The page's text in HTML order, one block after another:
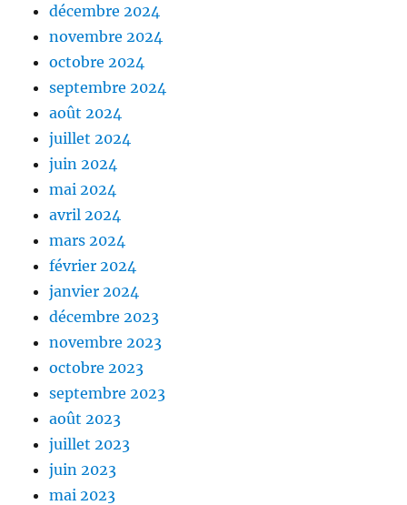
décembre 2024
novembre 2024
octobre 2024
septembre 2024
août 2024
juillet 2024
juin 2024
mai 2024
avril 2024
mars 2024
février 2024
janvier 2024
décembre 2023
novembre 2023
octobre 2023
septembre 2023
août 2023
juillet 2023
juin 2023
mai 2023